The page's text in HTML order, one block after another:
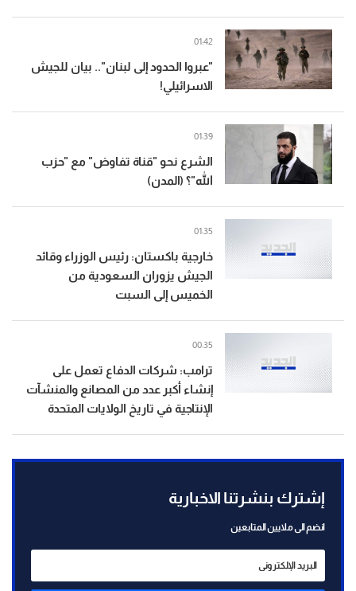
"عبروا الحدود إلى لبنان".. بيان للجيش
الاسرائيلي!
01:42
الشرع نحو "قناة تفاوض" مع "حزب
الله"؟ (المدن)
01:39
خارجية باكستان: رئيس الوزراء وقائد
الجيش يزوران السعودية من
الخميس إلى السبت
01:35
ترامب: شركات الدفاع تعمل على
إنشاء أكبر عدد من المصانع والمنشآت
الإنتاجية في تاريخ الولايات المتحدة
00:35
إشترك بنشرتنا الاخبارية
انضم الى ملايين المتابعين